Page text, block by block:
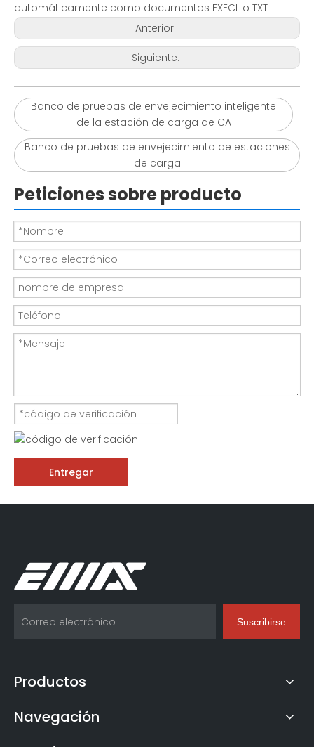
automáticamente como documentos EXECL o TXT
Anterior:
Siguiente:
Banco de pruebas de envejecimiento inteligente
de la estación de carga de CA
Banco de pruebas de envejecimiento de estaciones
de carga
Peticiones sobre producto
Entregar
Suscribirse
Productos
Navegación